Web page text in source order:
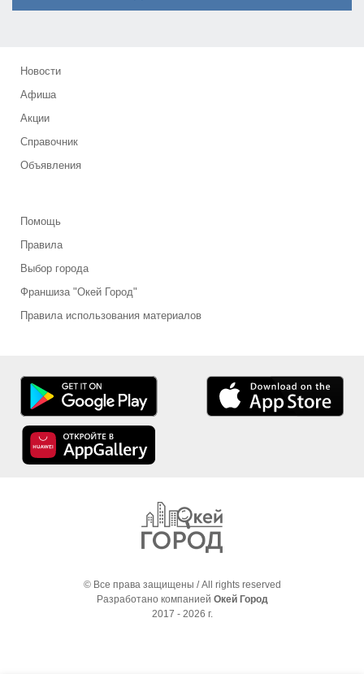
Новости
Афиша
Акции
Справочник
Объявления
Помощь
Правила
Выбор города
Франшиза "Окей Город"
Правила использования материалов
© Все права защищены / All rights reserved
Разработано компанией Окей Город
2017 - 2026 г.